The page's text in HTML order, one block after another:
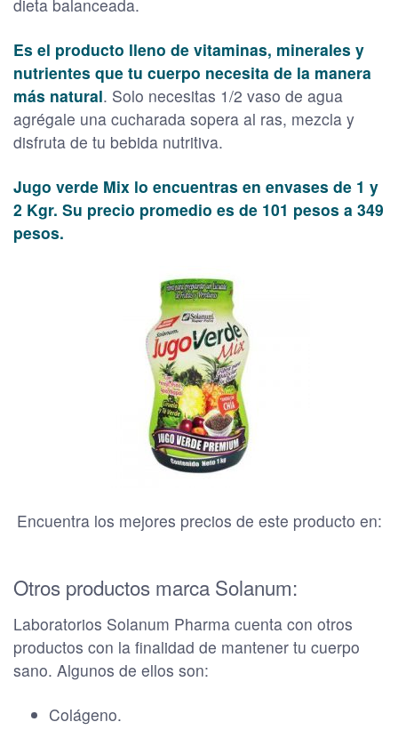
dieta balanceada.
Es el producto lleno de vitaminas, minerales y
nutrientes que tu cuerpo necesita de la manera
más natural. Solo necesitas 1/2 vaso de agua
agrégale una cucharada sopera al ras, mezcla y
disfruta de tu bebida nutritiva.
Jugo verde Mix lo encuentras en envases de 1 y
2 Kgr. Su precio promedio es de 101 pesos a 349
pesos.
Encuentra los mejores precios de este producto en:
Otros productos marca Solanum:
Laboratorios Solanum Pharma cuenta con otros
productos con la finalidad de mantener tu cuerpo
sano. Algunos de ellos son:
Colágeno.